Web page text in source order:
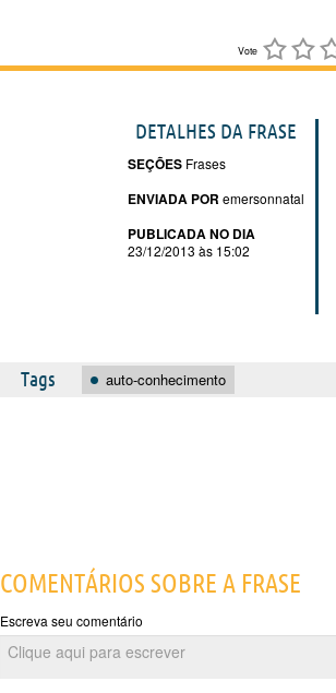
Vote
DETALHES DA FRASE
SEÇÕES Frases
ENVIADA POR emersonnatal
PUBLICADA NO DIA
23/12/2013 às 15:02
Tags auto-conhecimento
COMENTÁRIOS SOBRE A FRASE
Escreva seu comentário